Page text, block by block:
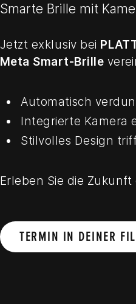
Smarte Brille mit
Jetzt exklusiv bei
Meta Smart-Brille
Automatisch
Integrierte Kamera
Stilvolles Design
Erleben Sie die Zukunft
TERMIN IN DEINER